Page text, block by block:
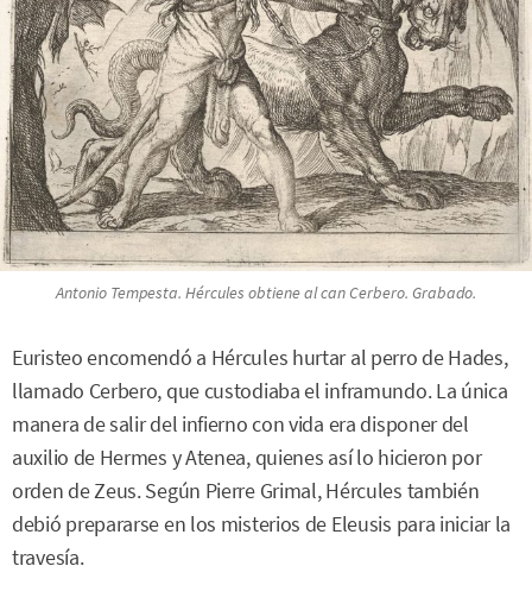
Antonio Tempesta. Hércules obtiene al can Cerbero. Grabado.
Euristeo encomendó a Hércules hurtar al perro de Hades,
llamado Cerbero, que custodiaba el inframundo. La única
manera de salir del infierno con vida era disponer del
auxilio de Hermes y Atenea, quienes así lo hicieron por
orden de Zeus. Según Pierre Grimal, Hércules también
debió prepararse en los misterios de Eleusis para iniciar la
travesía.